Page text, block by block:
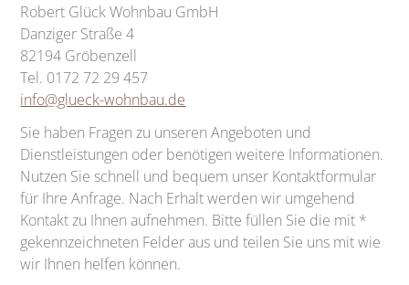
Robert Glück Wohnbau GmbH
Danziger Straße 4
82194 Gröbenzell
Tel. 0172 72 29 457
info@glueck-wohnbau.de
Sie haben Fragen zu unseren Angeboten und
Dienstleistungen oder benötigen weitere Informationen.
Nutzen Sie schnell und bequem unser Kontaktformular
für Ihre Anfrage. Nach Erhalt werden wir umgehend
Kontakt zu Ihnen aufnehmen. Bitte füllen Sie die mit *
gekennzeichneten Felder aus und teilen Sie uns mit wie
wir Ihnen helfen können.